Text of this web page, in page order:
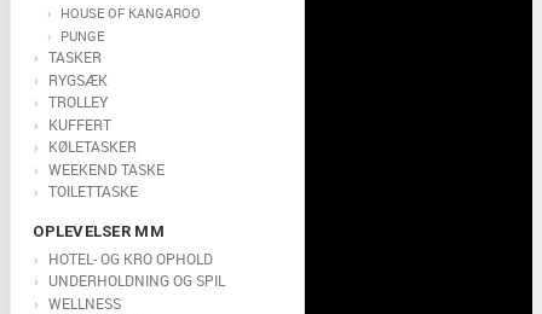
HOUSE OF KANGAROO
PUNGE
TASKER
RYGSÆK
TROLLEY
KUFFERT
KØLETASKER
WEEKEND TASKE
TOILETTASKE
OPLEVELSER MM
HOTEL- OG KRO OPHOLD
UNDERHOLDNING OG SPIL
WELLNESS